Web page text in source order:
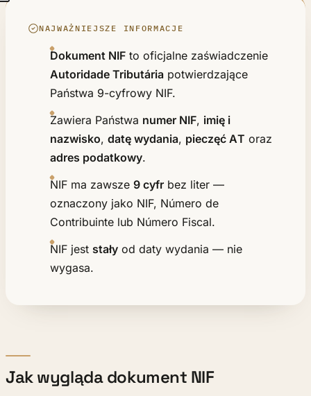
NAJWAŻNIEJSZE INFORMACJE
Dokument NIF to oficjalne zaświadczenie
Autoridade Tributária potwierdzające
Państwa 9-cyfrowy NIF.
Zawiera Państwa numer NIF, imię i
nazwisko, datę wydania, pieczęć AT oraz
adres podatkowy.
NIF ma zawsze 9 cyfr bez liter —
oznaczony jako NIF, Número de
Contribuinte lub Número Fiscal.
NIF jest stały od daty wydania — nie
wygasa.
Jak wygląda dokument NIF